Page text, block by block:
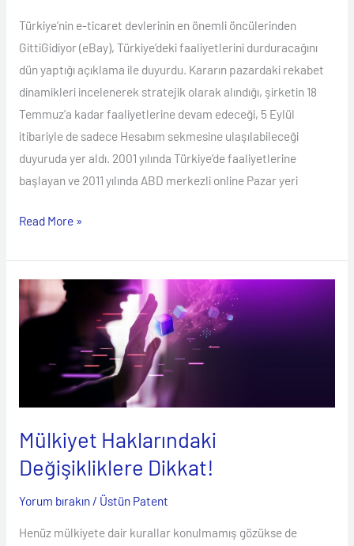
Türkiye’nin e-ticaret devlerinin en önemli öncülerinden
GittiGidiyor (eBay), Türkiye’deki faaliyetlerini durduracağını
dün yaptığı açıklama ile duyurdu. Kararın pazardaki rekabet
dinamikleri incelenerek stratejik olarak alındığı, şirketin 18
Temmuz’a kadar faaliyetlerine devam edeceği, 5 Eylül
itibariyle de sadece Hesabım sekmesine ulaşılabileceği
duyuruda yer aldı. 2001 yılında Türkiye’de faaliyetlerine
başlayan ve 2011 yılında ABD merkezli online Pazar yeri
Read More »
Mülkiyet Haklarındaki
Değişikliklere Dikkat!
Yorum bırakın / Üstün Patent
Henüz mülkiyete dair kurallar konulmamış gözükse de
Mülkiyet
Haklarındaki